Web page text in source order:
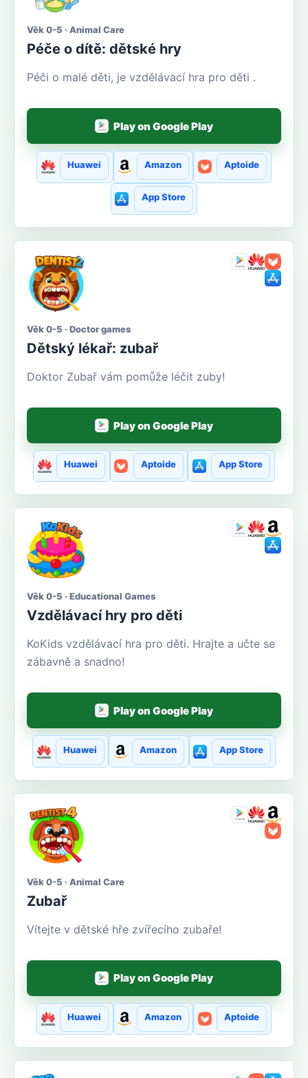
Věk 0-5 · Animal Care
Péče o dítě: dětské hry
Péči o malé děti, je vzdělávací hra pro děti .
Play on Google Play
Huawei Amazon Aptoide
App Store
Věk 0-5 · Doctor games
Dětský lékař: zubař
Doktor Zubař vám pomůže léčit zuby!
Play on Google Play
Huawei Aptoide App Store
Věk 0-5 · Educational Games
Vzdělávací hry pro děti
KoKids vzdělávací hra pro děti. Hrajte a učte se
zábavně a snadno!
Play on Google Play
Huawei Amazon App Store
Věk 0-5 · Animal Care
Zubař
Vítejte v dětské hře zvířecího zubaře!
Play on Google Play
Huawei Amazon Aptoide